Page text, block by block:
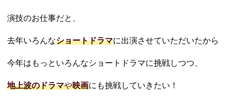
演技のお仕事だと、
去年いろんなショートドラマに出演させていただいたから
今年はもっといろんなショートドラマに挑戦しつつ、
地上波のドラマや映画にも挑戦していきたい！